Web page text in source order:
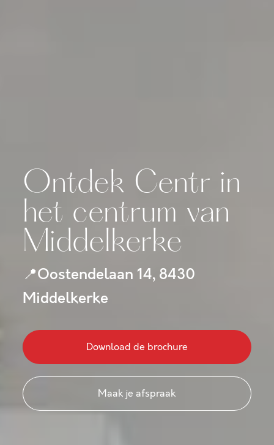
Ontdek Centr in
het centrum van
Middelkerke
📍Oostendelaan 14, 8430
Middelkerke
Download de brochure
Maak je afspraak